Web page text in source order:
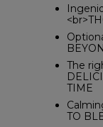
The
TIME
TO